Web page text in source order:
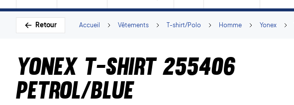
Retour Yonex
Homme
T-shirt/Polo
Vêtements
Accueil
Yonex T-shirt 255406
Petrol/Blue